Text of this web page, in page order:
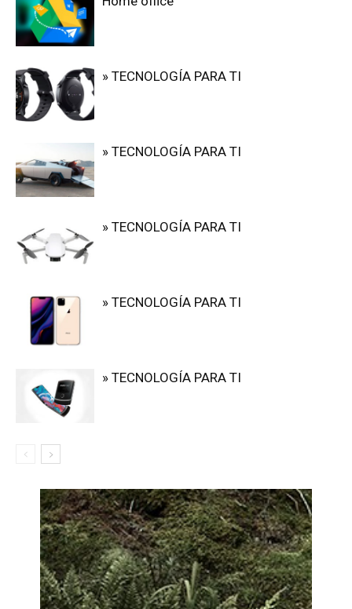
» TECNOLOGÍA PARA TI
» TECNOLOGÍA PARA TI
» TECNOLOGÍA PARA TI
» TECNOLOGÍA PARA TI
» TECNOLOGÍA PARA TI